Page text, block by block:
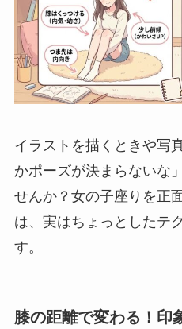
イラストを描くときや写
かポーズが決まらないな
せんか？女の子座りを正
は、実はちょっとしたテ
す。
膝の距離で変わる！印